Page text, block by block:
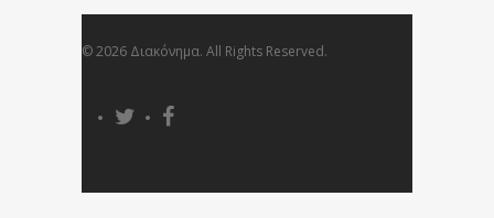
© 2026 Διακόνημα. All Rights Reserved.